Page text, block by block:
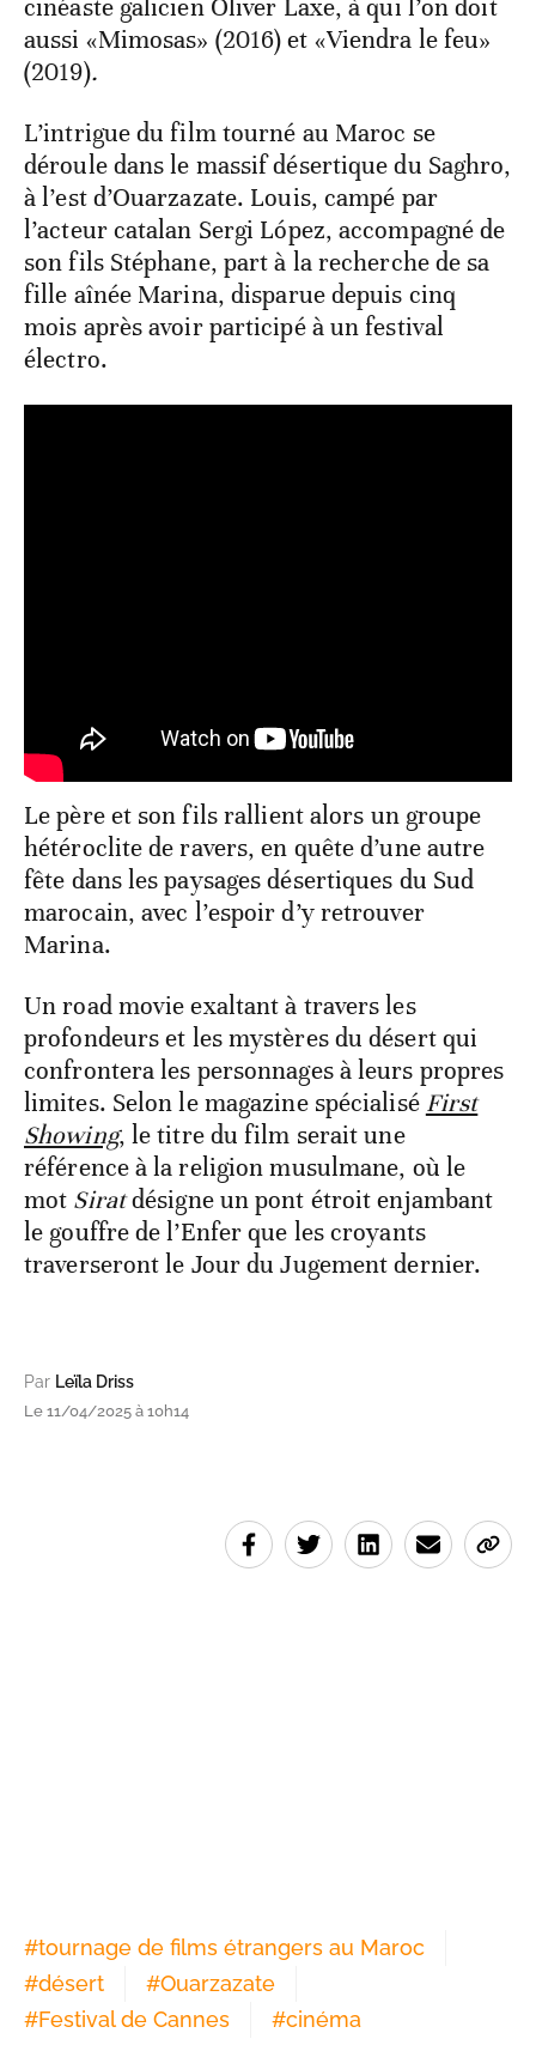
cinéaste galicien Oliver Laxe, à qui l’on doit
aussi «Mimosas» (2016) et «Viendra le feu»
(2019).
L’intrigue du film tourné au Maroc se
déroule dans le massif désertique du Saghro,
à l’est d’Ouarzazate. Louis, campé par
l’acteur catalan Sergi López, accompagné de
son fils Stéphane, part à la recherche de sa
fille aînée Marina, disparue depuis cinq
mois après avoir participé à un festival
électro.
Le père et son fils rallient alors un groupe
hétéroclite de ravers, en quête d’une autre
fête dans les paysages désertiques du Sud
marocain, avec l’espoir d’y retrouver
Marina.
Un road movie exaltant à travers les
profondeurs et les mystères du désert qui
confrontera les personnages à leurs propres
limites. Selon le magazine spécialisé First
Showing, le titre du film serait une
référence à la religion musulmane, où le
mot Siratdésigne un pont étroit enjambant
le gouffre de l’Enfer que les croyants
traverseront le Jour du Jugement dernier.
Par Leïla Driss
Le 11/04/2025 à 10h14
#tournage de films étrangers au Maroc
#désert #Ouarzazate
#Festival de Cannes #cinéma